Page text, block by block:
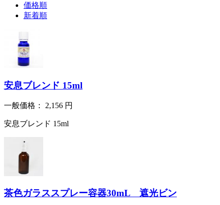
価格順
新着順
安息ブレンド 15ml
一般価格： 2,156 円
安息ブレンド 15ml
茶色ガラススプレー容器30mL 遮光ビン